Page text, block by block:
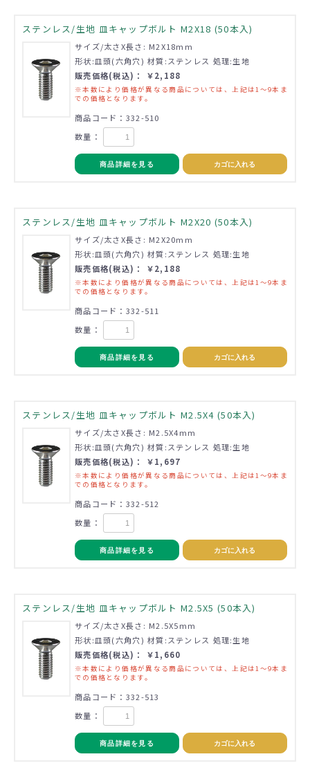
ステンレス/生地 皿キャップボルト M2X18 (50本入)
サイズ/太さX長さ: M2X18mm
形状:皿頭(六角穴) 材質:ステンレス 処理:生地
販売価格(税込)： ￥2,188
※本数により価格が異なる商品については、上記は1～9本ま
での価格となります。
商品コード：332-510
数量：
商品詳細を見る カゴに入れる
ステンレス/生地 皿キャップボルト M2X20 (50本入)
サイズ/太さX長さ: M2X20mm
形状:皿頭(六角穴) 材質:ステンレス 処理:生地
販売価格(税込)： ￥2,188
※本数により価格が異なる商品については、上記は1～9本ま
での価格となります。
商品コード：332-511
数量：
商品詳細を見る カゴに入れる
ステンレス/生地 皿キャップボルト M2.5X4 (50本入)
サイズ/太さX長さ: M2.5X4mm
形状:皿頭(六角穴) 材質:ステンレス 処理:生地
販売価格(税込)： ￥1,697
※本数により価格が異なる商品については、上記は1～9本ま
での価格となります。
商品コード：332-512
数量：
商品詳細を見る カゴに入れる
ステンレス/生地 皿キャップボルト M2.5X5 (50本入)
サイズ/太さX長さ: M2.5X5mm
形状:皿頭(六角穴) 材質:ステンレス 処理:生地
販売価格(税込)： ￥1,660
※本数により価格が異なる商品については、上記は1～9本ま
での価格となります。
商品コード：332-513
数量：
商品詳細を見る カゴに入れる